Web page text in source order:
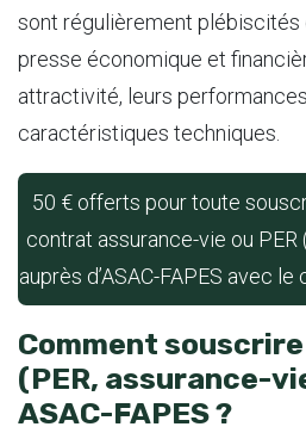
sont régulièrement
presse économique et
attractivité, leurs
caractéristiques techniques.
50 € offerts pour toute souscription / adhésion à un
contrat assurance-vie ou
auprès d’ASAC-FAPES avec
Comment
(PER, assurance-
ASAC-FAPES ?